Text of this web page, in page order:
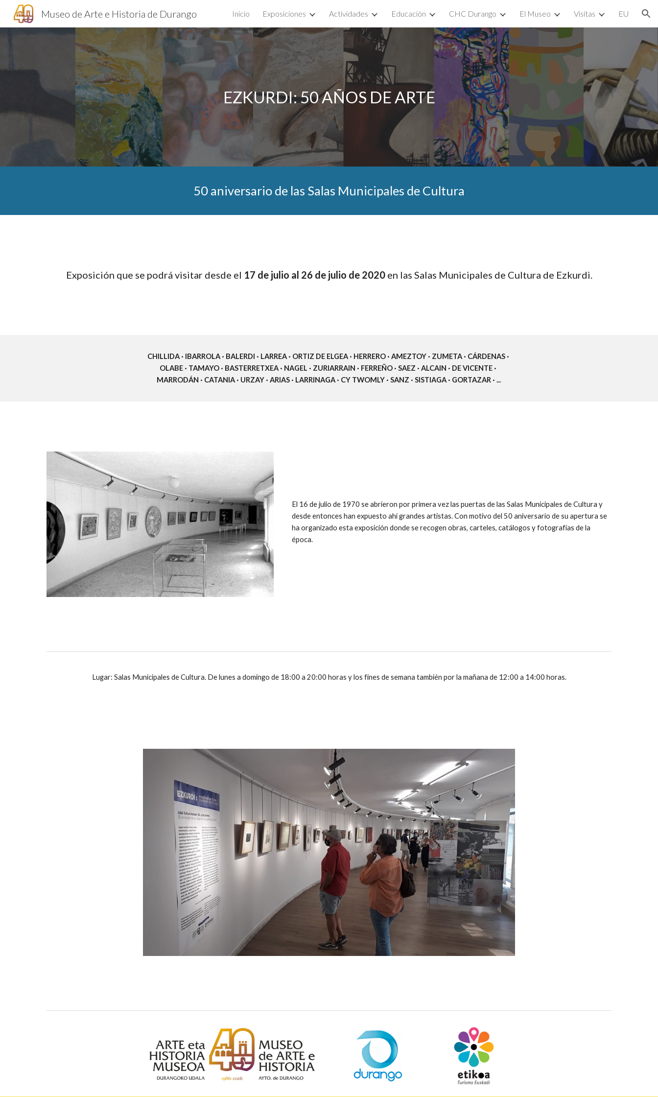
Skip to main content Skip to navigation
Museo de Arte e Historia de Durango Inicio Exposiciones Actividades Educación CHC Durango El Museo Visitas EU
EZKURDI: 50 AÑOS DE ARTE
50 aniversario de las Salas Municipales de Cultura
Exposición que se podrá visitar desde el 17 de julio al 26 de julio de 2020 en las Salas Municipales de Cultura de Ezkurdi.
CHILLIDA · IBARROLA · BALERDI · LARREA · ORTIZ DE ELGEA · HERRERO · AMEZTOY · ZUMETA · CÁRDENAS ·
OLABE · TAMAYO · BASTERRETXEA · NAGEL · ZURIARRAIN · FERREÑO · SAEZ · ALCAIN · DE VICENTE ·
MARRODÁN · CATANIA · URZAY · ARIAS · LARRINAGA · CY TWOMLY · SANZ · SISTIAGA · GORTAZAR · ...
El 16 de julio de 1970 se abrieron por primera vez las puertas de las Salas Municipales de Cultura y
desde entonces han expuesto ahí grandes artistas. Con motivo del 50 aniversario de su apertura se
ha organizado esta exposición donde se recogen obras, carteles, catálogos y fotografías de la
época.
Lugar: Salas Municipales de Cultura. De lunes a domingo de 18:00 a 20:00 horas y los fines de semana también por la mañana de 12:00 a 14:00 horas.